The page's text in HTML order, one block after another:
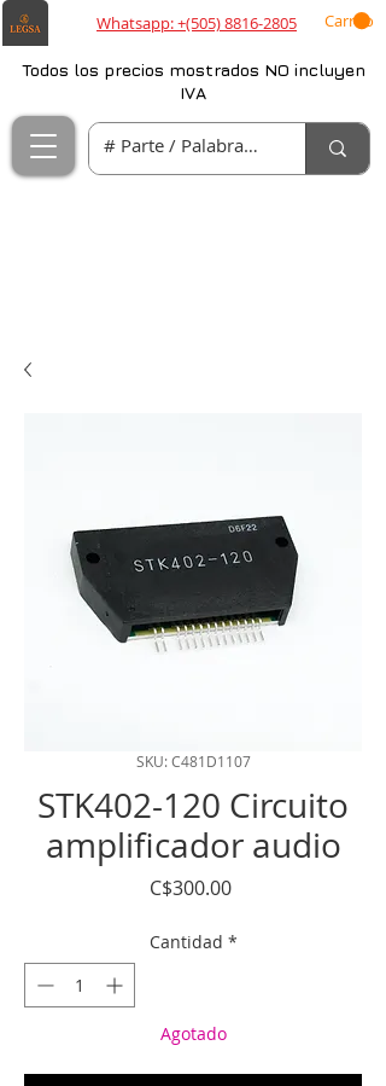
Whatsapp: +(505) 8816-2805 Carrito
Todos los precios mostrados NO incluyen
IVA
SKU: C481D1107
STK402-120 Circuito
amplificador audio
C$300.00Precio
Cantidad *
Agotado